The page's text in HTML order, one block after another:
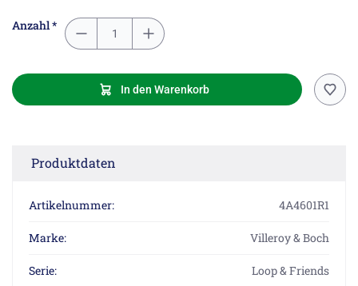
Anzahl *
In den Warenkorb
Produktdaten
Artikelnummer: 4A4601R1
Marke: Villeroy & Boch
Serie: Loop & Friends